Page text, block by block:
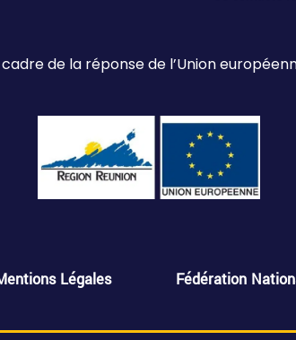
de la réponse de l’Union
Légales Fédération